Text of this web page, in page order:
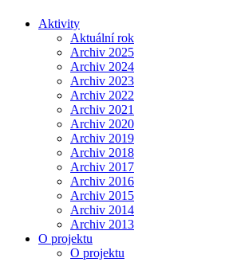
Aktivity
Aktuální rok
Archiv 2025
Archiv 2024
Archiv 2023
Archiv 2022
Archiv 2021
Archiv 2020
Archiv 2019
Archiv 2018
Archiv 2017
Archiv 2016
Archiv 2015
Archiv 2014
Archiv 2013
O projektu
O projektu